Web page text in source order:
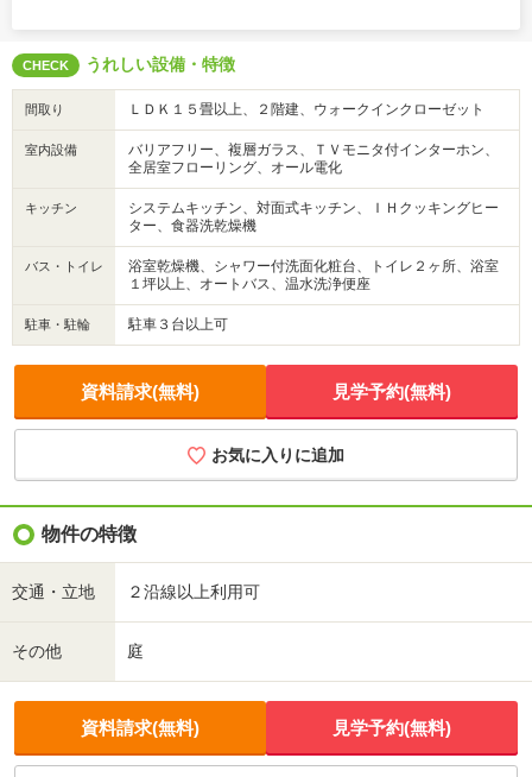
CHECK うれしい設備・特徴
間取り ＬＤＫ１５畳以上、２階建、ウォークインクローゼット
室内設備
バリアフリー、複層ガラス、ＴＶモニタ付インターホン、
全居室フローリング、オール電化
キッチン
システムキッチン、対面式キッチン、ＩＨクッキングヒー
ター、食器洗乾燥機
バス・トイレ
浴室乾燥機、シャワー付洗面化粧台、トイレ２ヶ所、浴室
１坪以上、オートバス、温水洗浄便座
駐車・駐輪 駐車３台以上可
資料請求(無料) 見学予約(無料)
お気に入りに追加
物件の特徴
交通・立地 ２沿線以上利用可
その他 庭
資料請求(無料) 見学予約(無料)